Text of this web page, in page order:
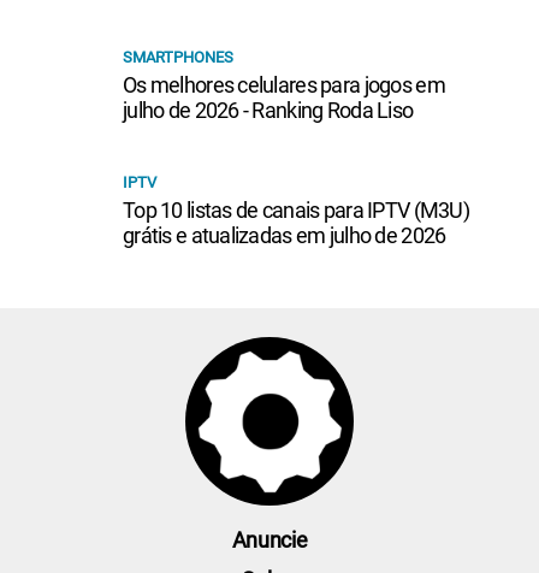
SMARTPHONES
Os melhores celulares para jogos em
julho de 2026 - Ranking Roda Liso
IPTV
Top 10 listas de canais para IPTV (M3U)
grátis e atualizadas em julho de 2026
Anuncie